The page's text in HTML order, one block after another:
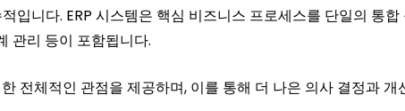
입니다. ERP 시스템은 핵심 비즈니스 프로세스를 단일의 통합
관리 등이 포함됩니다.
전체적인 관점을 제공하며, 이를 통해 더 나은 의사 결정과 개